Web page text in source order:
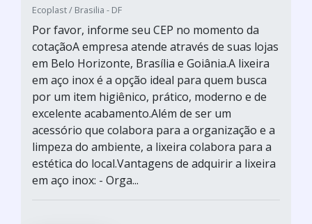
Ecoplast / Brasilia - DF
Por favor, informe seu CEP no momento da
cotaçãoA empresa atende através de suas lojas
em Belo Horizonte, Brasília e Goiânia.A lixeira
em aço inox é a opção ideal para quem busca
por um item higiênico, prático, moderno e de
excelente acabamento.Além de ser um
acessório que colabora para a organização e a
limpeza do ambiente, a lixeira colabora para a
estética do local.Vantagens de adquirir a lixeira
em aço inox: - Orga...